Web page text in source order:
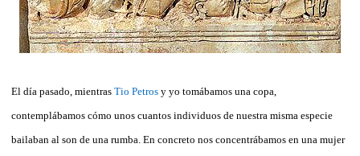
El día pasado, mientras Tio Petros y yo tomábamos una copa,
contemplábamos cómo unos cuantos individuos de nuestra misma especie
bailaban al son de una rumba. En concreto nos concentrábamos en una mujer